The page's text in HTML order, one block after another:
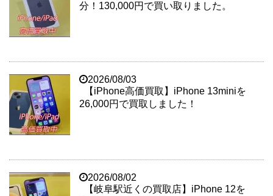
分！130,000円で買い取りました。
2026/08/03
【iPhone高価買取】iPhone 13miniを
26,000円で買取しました！
2026/08/02
【岐阜駅近くの買取店】iPhone 12を